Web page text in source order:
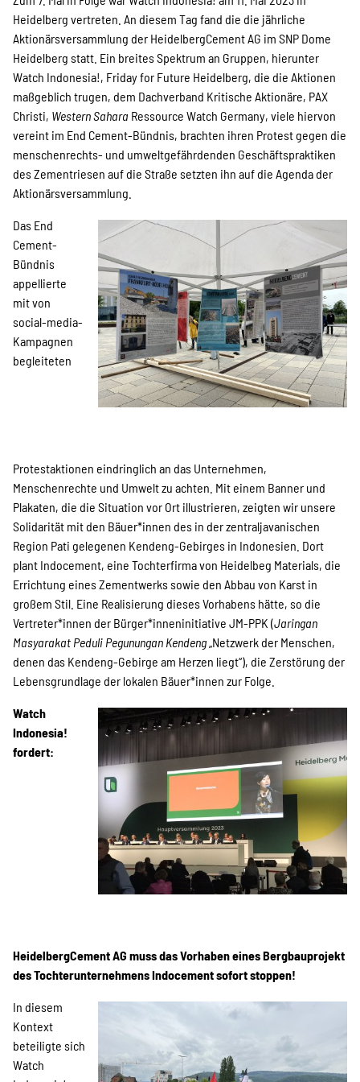
SPENDEN
Über uns
Transparenz
Kontakt
english
Indonesian
Heidelberg vertreten. An diesem Tag fand die die jährliche
Aktionärsversammlung der HeidelbergCement AG im SNP Dome
Heidelberg statt. Ein breites Spektrum an Gruppen, hierunter
Watch Indonesia!, Friday for Future Heidelberg, die die Aktionen
maßgeblich trugen, dem Dachverband Kritische Aktionäre, PAX
Christi, Western Sahara Ressource Watch Germany, viele hiervon
vereint im End Cement-Bündnis, brachten ihren Protest gegen die
menschenrechts- und umweltgefährdenden Geschäftspraktiken
des Zementriesen auf die Straße setzten ihn auf die Agenda der
Aktionärsversammlung.
Das End
Cement-
Bündnis
appellierte
mit von
social-media-
Kampagnen
begleiteten
Protestaktionen eindringlich an das Unternehmen,
Menschenrechte und Umwelt zu achten. Mit einem Banner und
Plakaten, die die Situation vor Ort illustrieren, zeigten wir unsere
Solidarität mit den Bäuer*innen des in der zentraljavanischen
Region Pati gelegenen Kendeng-Gebirges in Indonesien. Dort
plant Indocement, eine Tochterfirma von Heidelbeg Materials, die
Errichtung eines Zementwerks sowie den Abbau von Karst in
großem Stil. Eine Realisierung dieses Vorhabens hätte, so die
Vertreter*innen der Bürger*inneninitiative JM-PPK (Jaringan
Masyarakat Peduli Pegunungan Kendeng „Netzwerk der Menschen,
denen das Kendeng-Gebirge am Herzen liegt“), die Zerstörung der
Lebensgrundlage der lokalen Bäuer*innen zur Folge.
Watch
Indonesia!
fordert:
HeidelbergCement AG muss das Vorhaben eines Bergbauprojekt
des Tochterunternehmens Indocement sofort stoppen!
In diesem
Kontext
beteiligte sich
Watch